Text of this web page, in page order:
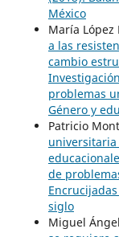
México
María López
a las
cambio
problemas
Género y
Patricio
universitaria
de
siglo
Miguel